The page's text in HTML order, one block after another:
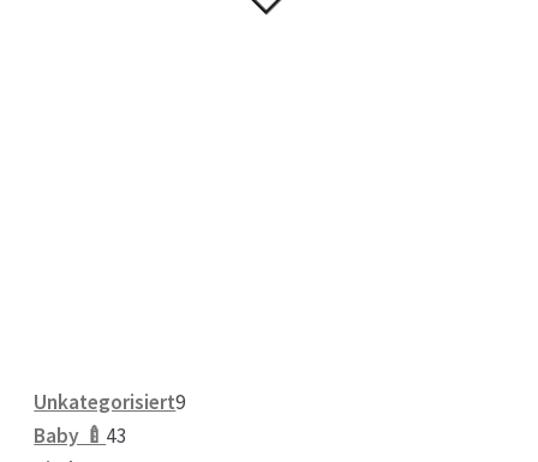
Unkategorisiert9
Baby 🍼 43